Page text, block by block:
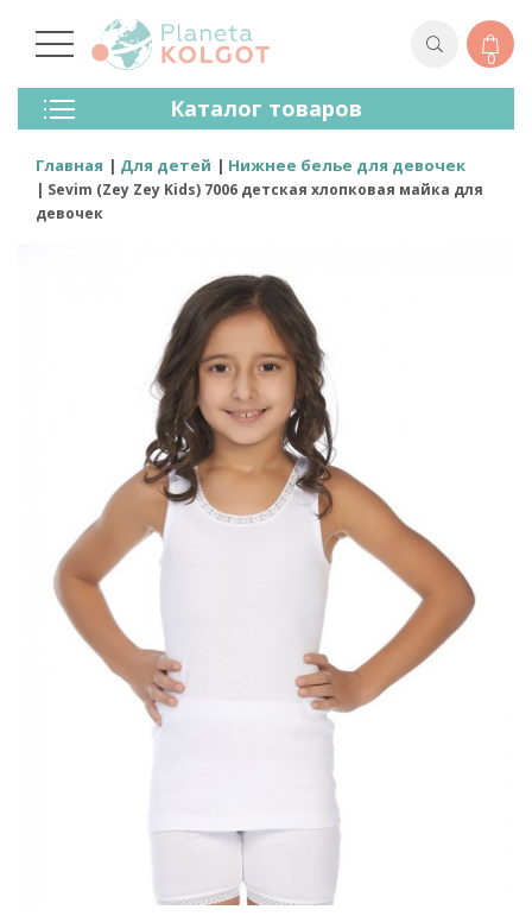
0
Каталог товаров
Колготки
Чулки
Лосины (леггинсы)
Носки И Гольфы
Главная Для детей Нижнее белье для девочек
Sevim (Zey Zey Kids) 7006 детская хлопковая майка для
девочек